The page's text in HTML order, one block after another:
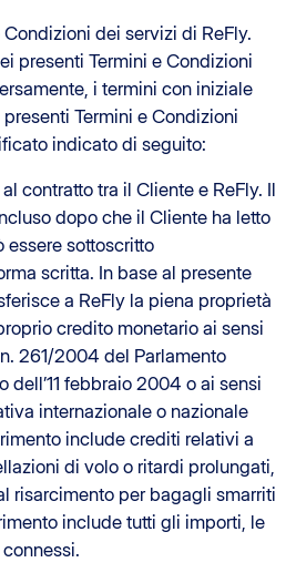
dei servizi di ReFly.
presenti Termini e Condizioni
i termini con iniziale
Termini e Condizioni
indicato di seguito:
contratto tra il Cliente e ReFly. Il
dopo che il Cliente ha letto
essere sottoscritto
scritta. In base al presente
a ReFly la piena proprietà
credito monetario ai sensi
261/2004 del Parlamento
dell’11 febbraio 2004 o ai sensi
internazionale o nazionale
include crediti relativi a
di volo o ritardi prolungati,
risarcimento per bagagli smarriti
include tutti gli importi, le